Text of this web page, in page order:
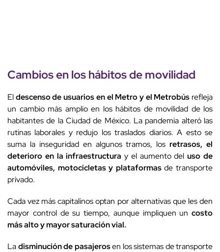
Cambios en los hábitos de movilidad
Eldescenso de usuarios en el Metro y el Metrobús refleja
un cambio más amplio en los hábitos de movilidad de los
habitantes de la Ciudad de México. La pandemia alteró las
rutinas laborales y redujo los traslados diarios. A esto se
suma la inseguridad en algunos tramos, losretrasos, el
deterioro en la infraestructuray el aumento deluso de
automóviles, motocicletas y plataformasde transporte
privado.
Cada vez más capitalinos optan por alternativas que les den
mayor control de su tiempo, aunque impliquen un costo
más alto y mayor saturación vial.
Ladisminución de pasajerosen los sistemas de transporte